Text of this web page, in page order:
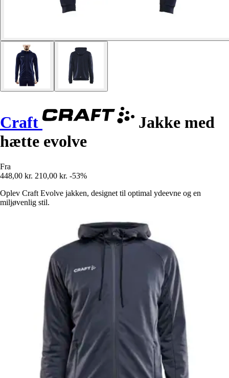
Craft
Jakke med
hætte evolve
Fra
448,00 kr. 210,00 kr. -53%
Oplev Craft Evolve jakken, designet til optimal ydeevne og en
miljøvenlig stil.